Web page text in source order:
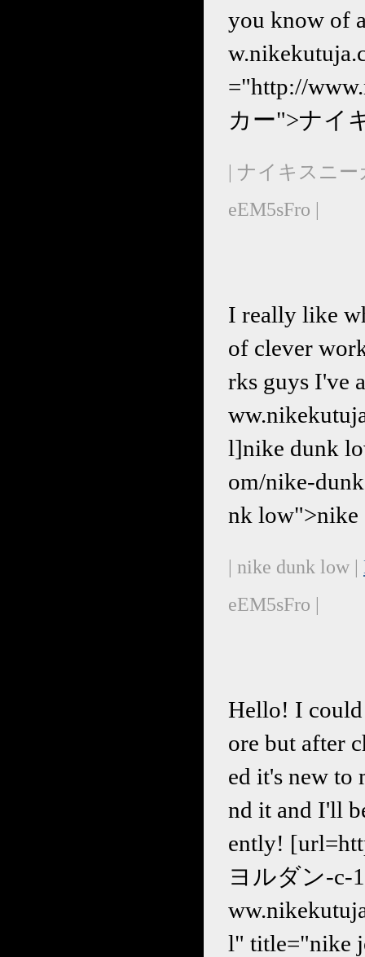
you know of
="http://
カー">ナイ
| ナイキスニ
eEM5sFro |
I really like
of clever
rks guys I've
l]nike dunk
om/nike-
nk low">nike
| nike dunk low |
eEM5sFro |
Hello! I could
ore but after
ed it's new to
nd it and I'll
ently!
ヨルダン-c-
l" title="nike